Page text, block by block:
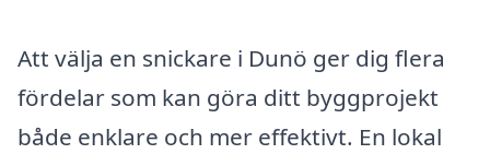
Att välja en snickare i Dunö ger dig flera
fördelar som kan göra ditt byggprojekt
både enklare och mer effektivt. En lokal